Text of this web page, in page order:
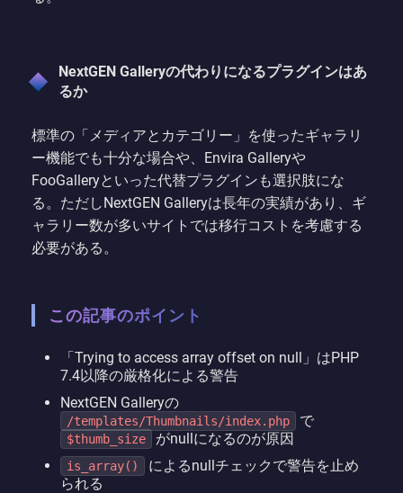
NextGEN Galleryの代わりになるプラグインはあ
るか
標準の「メディアとカテゴリー」を使ったギャラリ
ー機能でも十分な場合や、Envira Galleryや
FooGalleryといった代替プラグインも選択肢にな
る。ただしNextGEN Galleryは長年の実績があり、ギ
ャラリー数が多いサイトでは移行コストを考慮する
必要がある。
この記事のポイント
「Trying to access array offset on null」はPHP
7.4以降の厳格化による警告
NextGEN Galleryの
/templates/Thumbnails/index.php で
$thumb_size がnullになるのが原因
is_array()
によるnullチェックで警告を止め
られる